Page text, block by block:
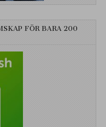
FÖR BARA 200